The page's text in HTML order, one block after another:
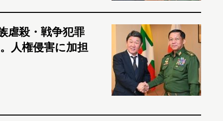
虐殺・戦争犯罪
人権侵害に加担